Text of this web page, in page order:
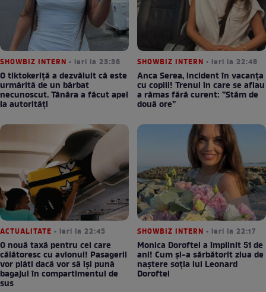
SHOWBIZ INTERN • ieri la 23:36
O tiktokeriță a dezvăluit că este
urmărită de un bărbat
necunoscut. Tânăra a făcut apel
la autorități
SHOWBIZ INTERN • ieri la 22:48
Anca Serea, incident în vacanța
cu copiii! Trenul în care se aflau
a rămas fără curent: ”Stăm de
două ore”
ACTUALITATE • ieri la 22:45
O nouă taxă pentru cei care
călătoresc cu avionul! Pasagerii
vor plăti dacă vor să își pună
bagajul în compartimentul de
sus
SHOWBIZ INTERN • ieri la 22:17
Monica Doroftei a împlinit 51 de
ani! Cum și-a sărbătorit ziua de
naștere soția lui Leonard
Doroftei